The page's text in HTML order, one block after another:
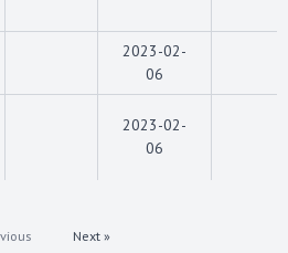
2023-02-
06
2023-02-
06
Next »